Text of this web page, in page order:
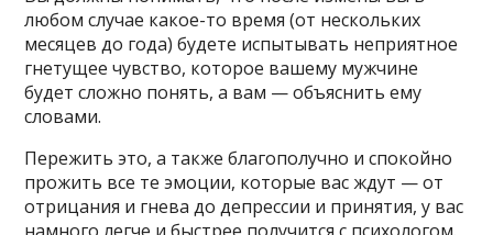
любом случае какое-то время (от нескольких
месяцев до года) будете испытывать неприятное
гнетущее чувство, которое вашему мужчине
будет сложно понять, а вам — объяснить ему
словами.
Пережить это, а также благополучно и спокойно
прожить все те эмоции, которые вас ждут — от
отрицания и гнева до депрессии и принятия, у вас